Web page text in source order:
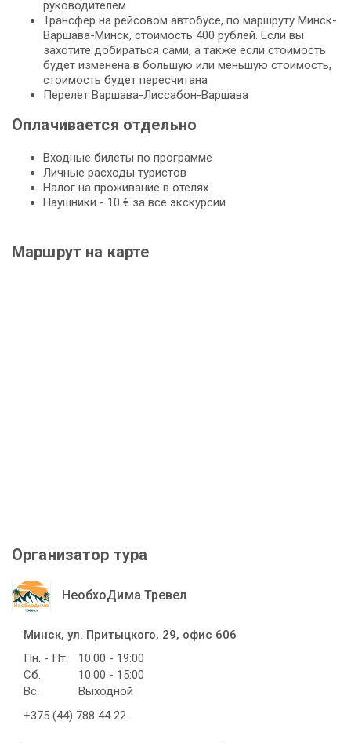
руководителем
Трансфер на рейсовом автобусе, по маршруту Минск-
Варшава-Минск, стоимость 400 рублей. Если вы
захотите добираться сами, а также если стоимость
будет изменена в большую или меньшую стоимость,
стоимость будет пересчитана
Перелет Варшава-Лиссабон-Варшава
Оплачивается отдельно
Входные билеты по программе
Личные расходы туристов
Налог на проживание в отелях
Наушники - 10 € за все экскурсии
Маршрут на карте
Организатор тура
НеобхоДима Тревел
Минск, ул. Притыцкого, 29, офис 606
Пн. - Пт.
10:00 - 19:00
Сб.
10:00 - 15:00
Вс.
Выходной
+375 (44) 788 44 22